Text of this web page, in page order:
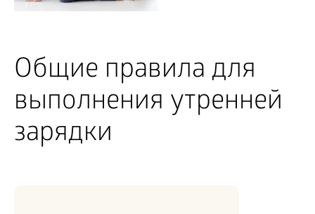
Общие правила для
выполнения утренней
зарядки